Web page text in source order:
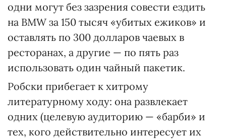
одни могут без зазрения совести ездить
на BMW за 150 тысяч «убитых ежиков» и
оставлять по 300 долларов чаевых в
ресторанах, а другие — по пять раз
использовать один чайный пакетик.
Робски прибегает к хитрому
литературному ходу: она развлекает
одних (целевую аудиторию — «барби» и
тех, кого действительно интересует их